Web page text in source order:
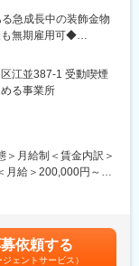
な呼び出しや夜間対
を保ちながら就業が
日、祝日は基本的に
取得いただきます。
ます。）
す。
チールなど
急成長中の装飾金物
も無期雇用可◆
などの製作業務を担
、図面を基に組立・
江並387-1 受動喫煙
る事業所
＞月給制＜賃金内訳＞
月給＞200,000円～
があります。月給(月
依頼する
ジェントサービス）